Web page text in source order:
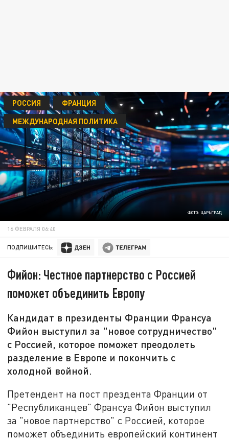
ФОТО: ЦАРЬГРАД
РОССИЯ
ФРАНЦИЯ
МЕЖДУНАРОДНАЯ ПОЛИТИКА
16 ФЕВРАЛЯ 06:40
ПОДПИШИТЕСЬ:
Фийон: Честное партнерство с Россией
поможет объединить Европу
Кандидат в президенты Франции Франсуа
Фийон выступил за "новое сотрудничество"
с Россией, которое поможет преодолеть
разделение в Европе и покончить с
холодной войной.
Претендент на пост прездента Франции от
"Республиканцев" Франсуа Фийон выступил
за "новое партнерство" с Россией, которое
поможет объединить европейский континент